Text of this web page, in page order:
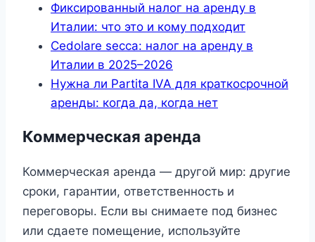
Фиксированный налог на аренду в
Италии: что это и кому подходит
Cedolare secca: налог на аренду в
Италии в 2025–2026
Нужна ли Partita IVA для краткосрочной
аренды: когда да, когда нет
Коммерческая аренда
Коммерческая аренда — другой мир: другие
сроки, гарантии, ответственность и
переговоры. Если вы снимаете под бизнес
или сдаете помещение, используйте